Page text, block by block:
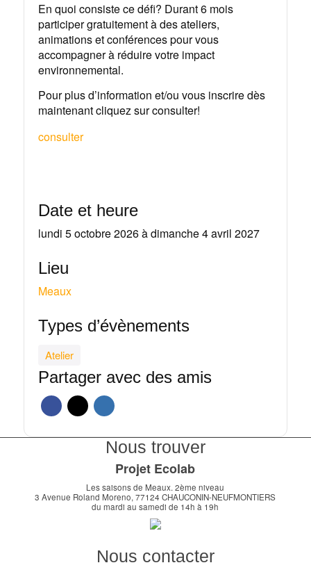
En quoi consiste ce défi? Durant 6 mois
participer gratuitement à des ateliers,
animations et conférences pour vous
accompagner à réduire votre impact
environnemental.
Pour plus d’information et/ou vous inscrire dès
maintenant cliquez sur consulter!
consulter
Date et heure
lundi 5 octobre 2026àdimanche 4 avril 2027
Lieu
Meaux
Types d’évènements
Atelier
Partager avec des amis
Nous trouver
Projet Ecolab
Les saisons de Meaux. 2ème niveau
3 Avenue Roland Moreno, 77124 CHAUCONIN-NEUFMONTIERS
du mardi au samedi de 14h à 19h
Nous contacter